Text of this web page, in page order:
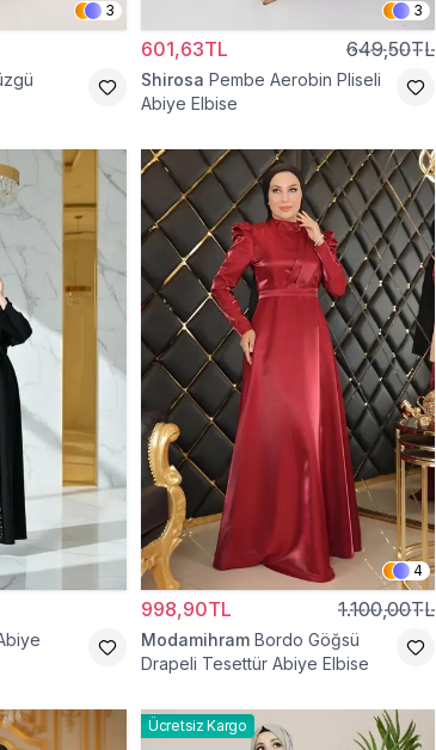
3 3
601,63TL 649,50TL
Shirosa Pembe Aerobin Pliseli
Abiye Elbise
4
998,90TL 1.100,00TL
Modamihram Bordo Göğsü
Drapeli Tesettür Abiye Elbise
Ücretsiz Kargo